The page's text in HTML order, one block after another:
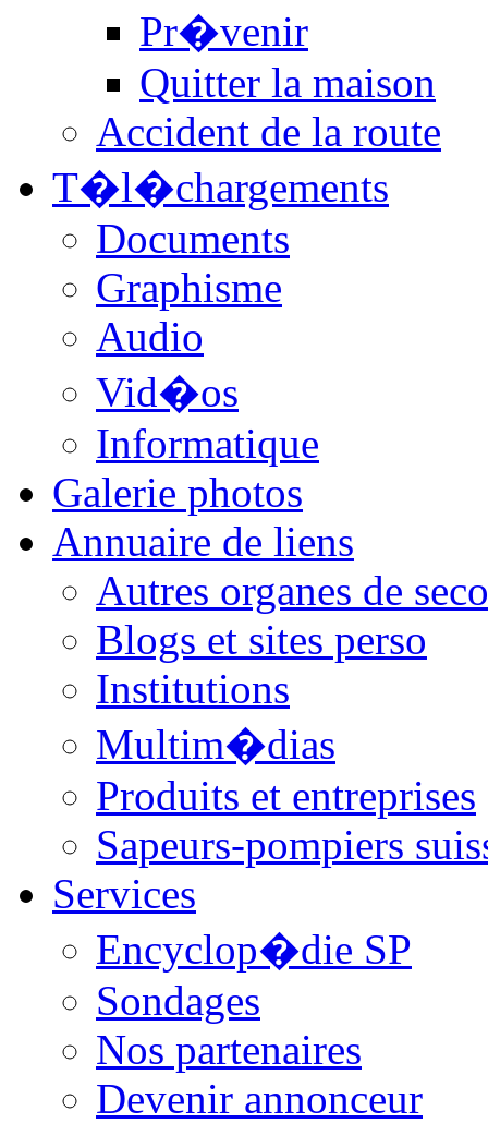
Pr�venir
Quitter la maison
Accident de la route
T�l�chargements
Documents
Graphisme
Audio
Vid�os
Informatique
Galerie photos
Annuaire de liens
Autres organes de
Blogs et sites perso
Institutions
Multim�dias
Produits et entreprises
Sapeurs-pompiers
Services
Encyclop�die SP
Sondages
Nos partenaires
Devenir annonceur